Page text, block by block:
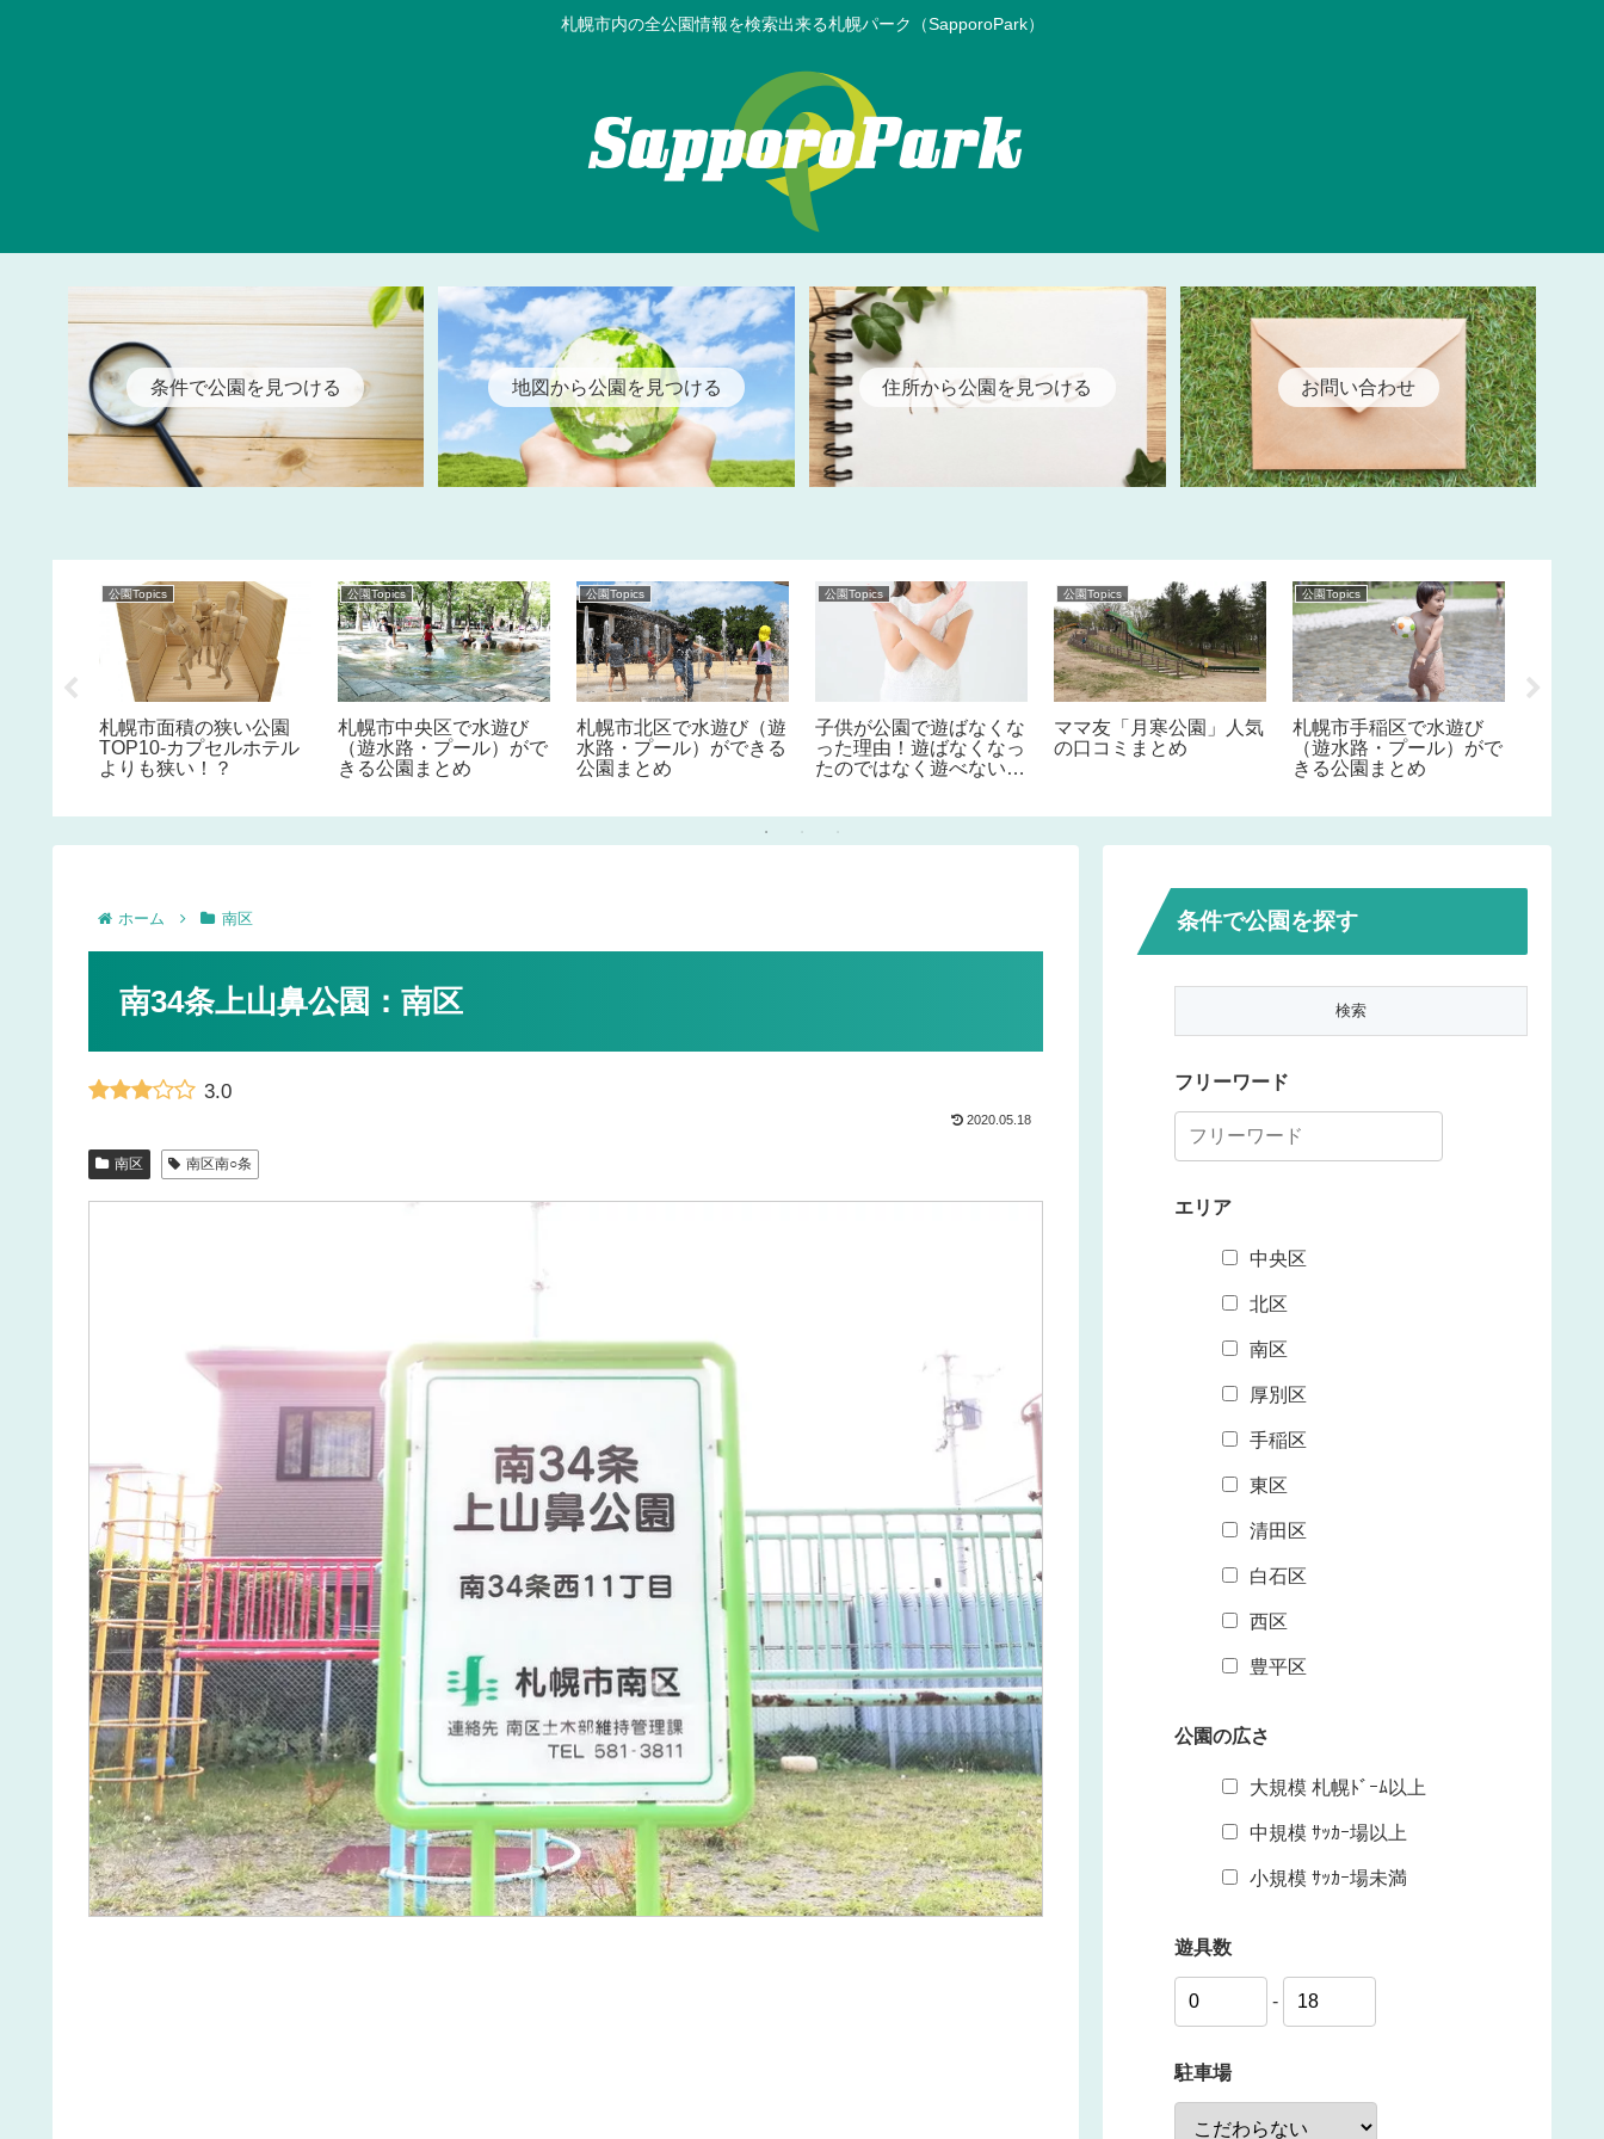
札幌市内の全公園情報を検索出来る札幌パーク（SapporoPark）
条件で公園を見つける 地図から公園を見つける 住所から公園を見つける お問い合わせ
公園Topics
札幌市面積の狭い公園
TOP10-カプセルホテル
よりも狭い！？
公園Topics
札幌市中央区で水遊び
（遊水路・プール）がで
きる公園まとめ
公園Topics
札幌市北区で水遊び（遊
水路・プール）ができる
公園まとめ
公園Topics
子供が公園で遊ばなくな
った理由！遊ばなくなっ
たのではなく遊べない！
公園Topics
ママ友「月寒公園」人気
の口コミまとめ
公園Topics
札幌市手稲区で水遊び
（遊水路・プール）がで
きる公園まとめ
ホーム 南区
南34条上山鼻公園：南区
3.0
2020.05.18
南区 南区南○条
条件で公園を探す
フリーワード
エリア
中央区
北区
南区
厚別区
手稲区
東区
清田区
白石区
西区
豊平区
公園の広さ
大規模 札幌ﾄﾞｰﾑ以上
中規模 ｻｯｶｰ場以上
小規模 ｻｯｶｰ場未満
遊具数
-
駐車場